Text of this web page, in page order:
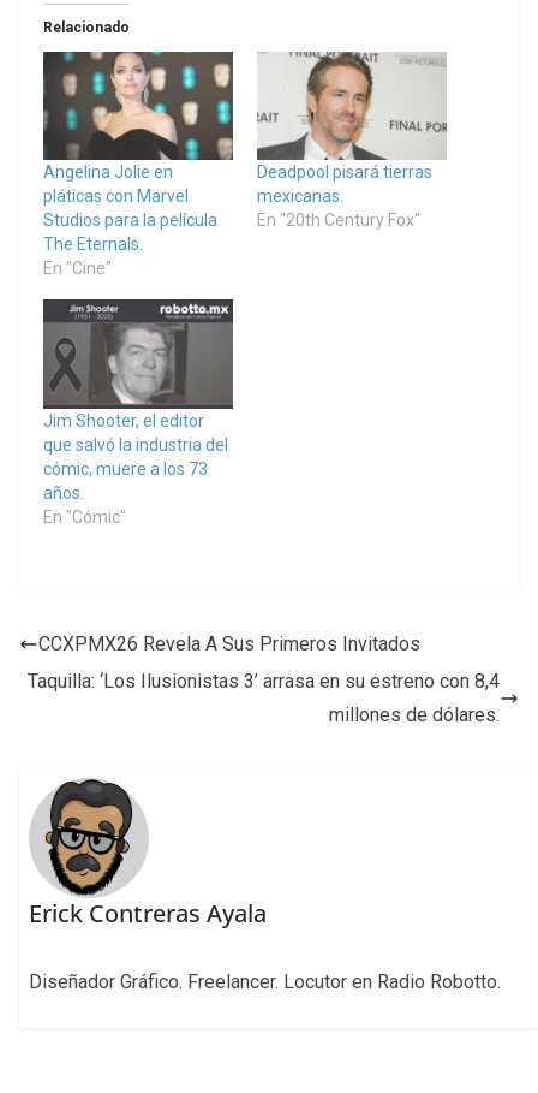
Relacionado
Angelina Jolie en
pláticas con Marvel
Studios para la película
The Eternals.
En "Cine"
Deadpool pisará tierras
mexicanas.
En "20th Century Fox"
Jim Shooter, el editor
que salvó la industria del
cómic, muere a los 73
años.
En "Cómic"
CCXPMX26 Revela A Sus Primeros Invitados
Taquilla: ‘Los Ilusionistas 3’ arrasa en su estreno con 8,4
millones de dólares.
Erick Contreras Ayala
Diseñador Gráfico. Freelancer. Locutor en Radio Robotto.